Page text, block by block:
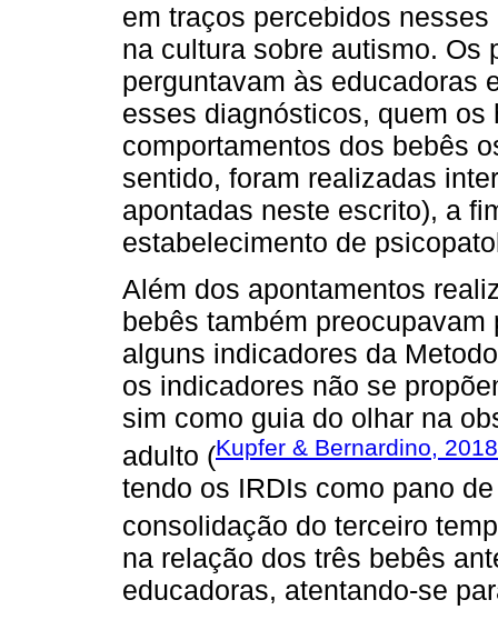
em traços percebidos
na cultura sobre autismo. Os
perguntavam às educadoras
esses diagnósticos, quem os
comportamentos dos bebês
sentido, foram realizadas
apontadas neste escrito), a
estabelecimento de
Além dos apontamentos
bebês também
alguns indicadores da
os indicadores não se
sim como guia do olhar na
adulto (Kupfer & Bernardino, 2018
tendo os IRDIs como pano
consolidação do terceiro
na relação dos três bebês
educadoras, atentando-se